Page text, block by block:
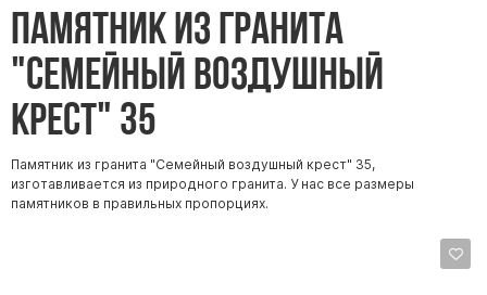
Памятник из гранита
"Семейный воздушный
крест" 35
Памятник из гранита "Семейный воздушный крест" 35,
изготавливается из природного гранита. У нас все размеры
памятников в правильных пропорциях.